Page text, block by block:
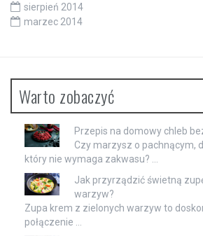
sierpień 2014
marzec 2014
Warto zobaczyć
Przepis na domowy chleb
Czy marzysz o pachnącym,
który nie wymaga zakwasu? …
Jak przyrządzić świetną
warzyw?
Zupa krem z zielonych warzyw to
połączenie …